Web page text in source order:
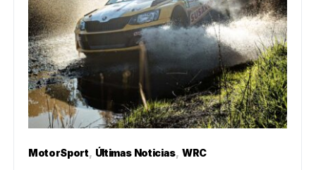
MotorSport Últimas Noticias WRC